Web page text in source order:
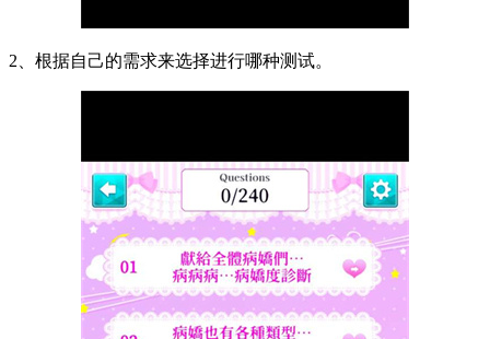
2、根据自己的需求来选择进行哪种测试。